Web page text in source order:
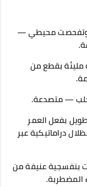
وتفحصت محيطي —
مليئة بقطع من
— متصدعة.
بفعل العمر
دراماتيكية عبر
بنفسجية عنيفة من
المضطربة.